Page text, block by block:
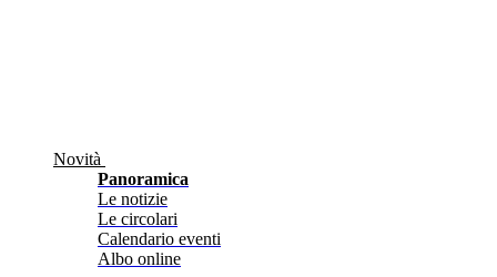
Novità
Panoramica
Le notizie
Le circolari
Calendario eventi
Albo online